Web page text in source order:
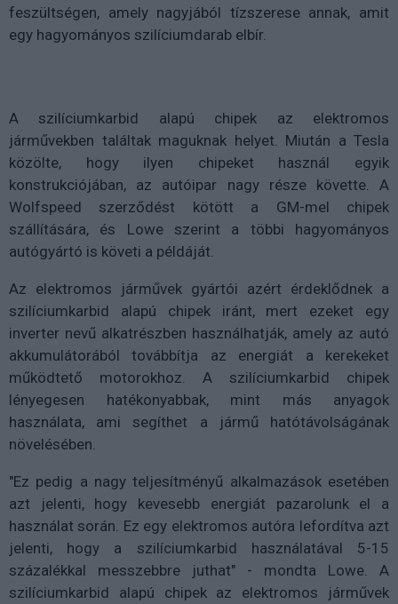
feszültségen, amely nagyjából tízszerese annak, amit
egy hagyományos szilíciumdarab elbír.
A szilíciumkarbid alapú chipek az elektromos
járművekben találtak maguknak helyet. Miután a Tesla
közölte, hogy ilyen chipeket használ egyik
konstrukciójában, az autóipar nagy része követte. A
Wolfspeed szerződést kötött a GM-mel chipek
szállítására, és Lowe szerint a többi hagyományos
autógyártó is követi a példáját.
Az elektromos járművek gyártói azért érdeklődnek a
szilíciumkarbid alapú chipek iránt, mert ezeket egy
inverter nevű alkatrészben használhatják, amely az autó
akkumulátorából továbbítja az energiát a kerekeket
működtető motorokhoz. A szilíciumkarbid chipek
lényegesen hatékonyabbak, mint más anyagok
használata, ami segíthet a jármű hatótávolságának
növelésében.
"Ez pedig a nagy teljesítményű alkalmazások esetében
azt jelenti, hogy kevesebb energiát pazarolunk el a
használat során. Ez egy elektromos autóra lefordítva azt
jelenti, hogy a szilíciumkarbid használatával 5-15
százalékkal messzebbre juthat" - mondta Lowe. A
szilíciumkarbid alapú chipek az elektromos járművek